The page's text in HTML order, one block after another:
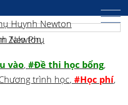
vào, #Đề thi học bổng,
trình học, #Học phí,